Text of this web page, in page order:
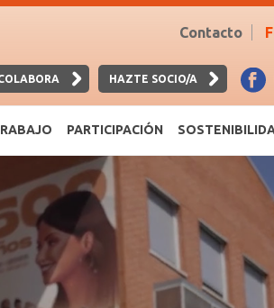
Contacto
HAZTE SOCIO/A
PARTICIPACIÓN